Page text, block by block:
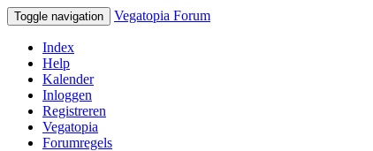
Toggle navigation Vegatopia Forum
Index
Help
Kalender
Inloggen
Registreren
Vegatopia
Forumregels